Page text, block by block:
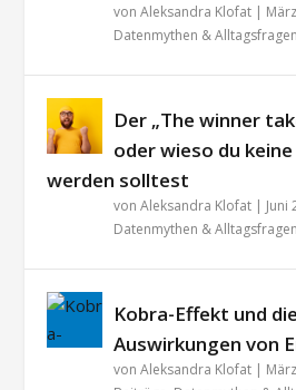
vonAleksandra Klofat |
Datenmythen & Alltagsfragen
Der „The winner
oder wieso du
werden solltest
vonAleksandra Klofat | Juni
Datenmythen & Alltagsfragen
Kobra-Effekt und
Auswirkungen von
vonAleksandra Klofat |